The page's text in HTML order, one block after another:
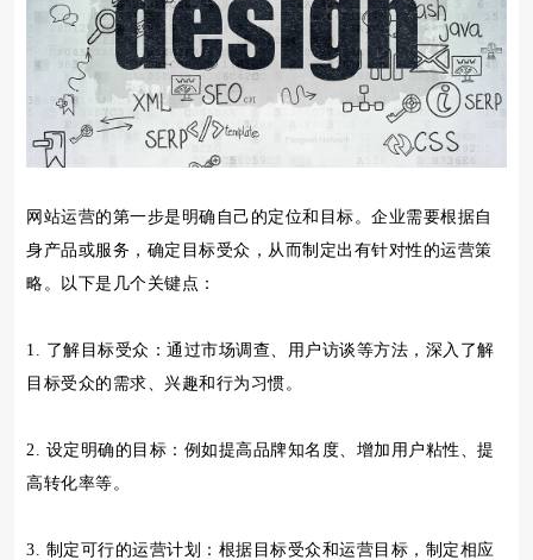
网站运营的第一步是明确自己的定位和目标。企业需要根据自
身产品或服务，确定目标受众，从而制定出有针对性的运营策
略。以下是几个关键点：
1. 了解目标受众：通过市场调查、用户访谈等方法，深入了解
目标受众的需求、兴趣和行为习惯。
2. 设定明确的目标：例如提高品牌知名度、增加用户粘性、提
高转化率等。
3. 制定可行的运营计划：根据目标受众和运营目标，制定相应